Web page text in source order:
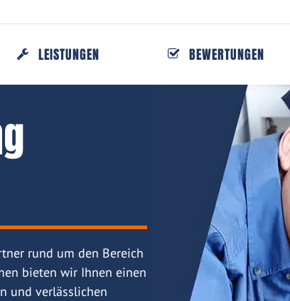
LEISTUNGEN BEWERTUNGEN
rund um den Bereich
bieten wir Ihnen einen
und verlässlichen